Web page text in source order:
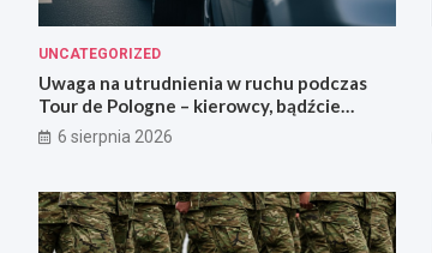
UNCATEGORIZED
Uwaga na utrudnienia w ruchu podczas
Tour de Pologne – kierowcy, bądźcie
przygotowani!
6 sierpnia 2026